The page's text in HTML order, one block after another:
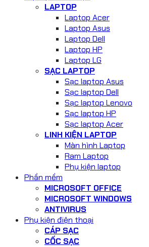
LAPTOP
Laptop Acer
Laptop Asus
Laptop Dell
Laptop HP
Laptop LG
SẠC LAPTOP
Sạc laptop Asus
Sạc laptop Dell
Sạc laptop Lenovo
Sạc laptop HP
Sạc laptop Acer
LINH KIỆN LAPTOP
Màn hình Laptop
Ram Laptop
Phụ kiện laptop
Phần mềm
MICROSOFT OFFICE
MICROSOFT WINDOWS
ANTIVIRUS
Phụ kiện điện thoại
CÁP SẠC
CỐC SẠC